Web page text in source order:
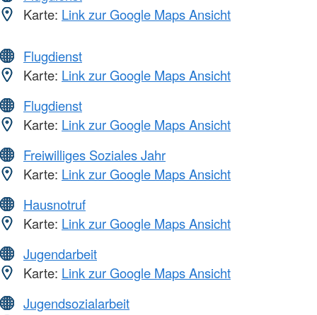
Karte: Link zur Google Maps Ansicht
Flugdienst
Karte: Link zur Google Maps Ansicht
Flugdienst
Karte: Link zur Google Maps Ansicht
Freiwilliges Soziales Jahr
Karte: Link zur Google Maps Ansicht
Hausnotruf
Karte: Link zur Google Maps Ansicht
Jugendarbeit
Karte: Link zur Google Maps Ansicht
Jugendsozialarbeit